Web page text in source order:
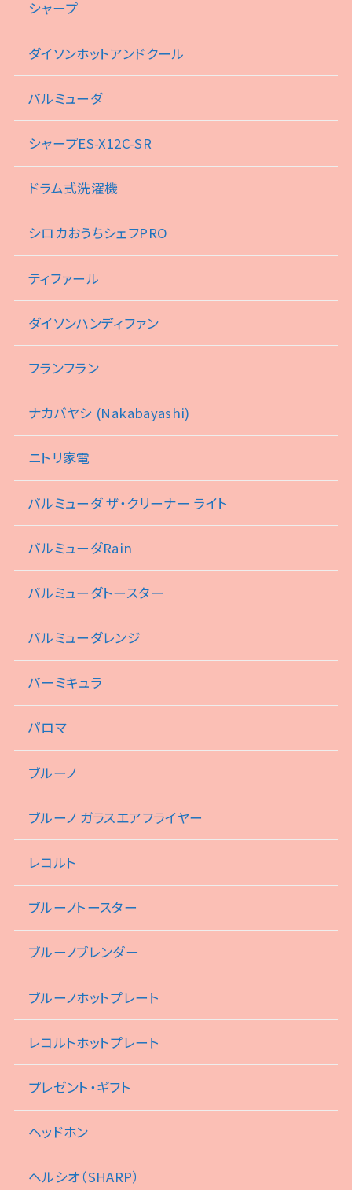
シャープ
ダイソンホットアンドクール
バルミューダ
シャープES-X12C-SR
ドラム式洗濯機
シロカおうちシェフPRO
ティファール
ダイソンハンディファン
フランフラン
ナカバヤシ (Nakabayashi)
ニトリ家電
バルミューダ ザ・クリーナー ライト
バルミューダRain
バルミューダトースター
バルミューダレンジ
バーミキュラ
パロマ
ブルーノ
ブルーノ ガラスエアフライヤー
レコルト
ブルーノトースター
ブルーノブレンダー
ブルーノホットプレート
レコルトホットプレート
プレゼント・ギフト
ヘッドホン
ヘルシオ（SHARP）